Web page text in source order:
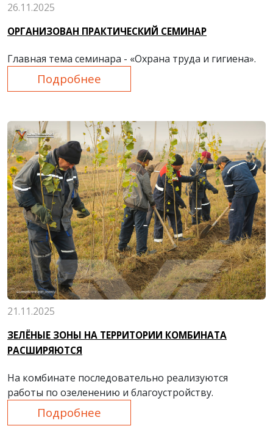
26.11.2025
ОРГАНИЗОВАН ПРАКТИЧЕСКИЙ СЕМИНАР
Главная тема семинара - «Охрана труда и гигиена».
Подробнее
21.11.2025
ЗЕЛЁНЫЕ ЗОНЫ НА ТЕРРИТОРИИ КОМБИНАТА
РАСШИРЯЮТСЯ
На комбинате последовательно реализуются
работы по озеленению и благоустройству.
Подробнее